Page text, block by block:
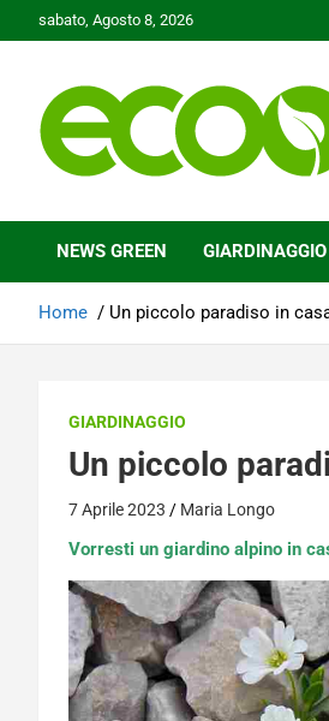
to
sabato, Agosto 8, 2026
Ecoo.it
NEWS GREEN GIARDINAGGIO
Home Un piccolo paradiso in
GIARDINAGGIO
Un piccolo
7 Aprile 2023 Maria Longo
Vorresti un giardino alpino in